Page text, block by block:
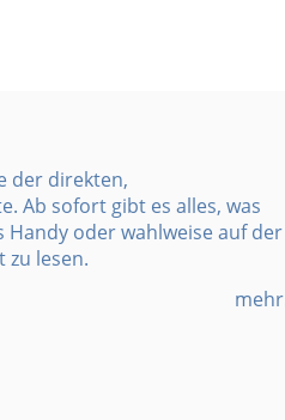
der direkten,
Ab sofort gibt es alles, was
oder wahlweise auf der
zu lesen.